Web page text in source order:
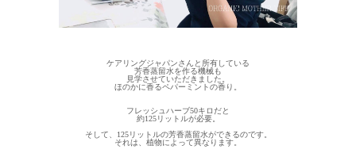
ケアリングジャパンさんと所有している
芳香蒸留水を作る機械も
見学させていただきました。
ほのかに香るペパーミントの香り。
フレッシュハーブ50キロだと
約125リットルが必要。
そして、125リットルの芳香蒸留水ができるのです。
それは、植物によって異なります。